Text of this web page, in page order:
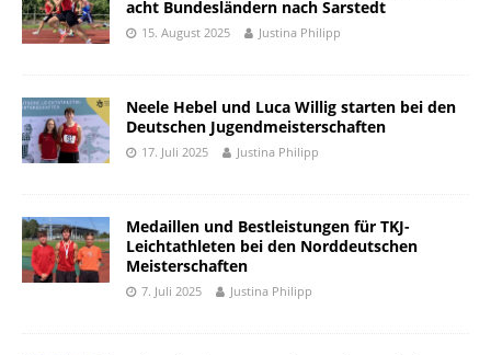
acht Bundesländern nach Sarstedt
15. August 2025 Justina Philipp
Neele Hebel und Luca Willig starten bei den
Deutschen Jugendmeisterschaften
17. Juli 2025 Justina Philipp
Medaillen und Bestleistungen für TKJ-
Leichtathleten bei den Norddeutschen
Meisterschaften
7. Juli 2025 Justina Philipp